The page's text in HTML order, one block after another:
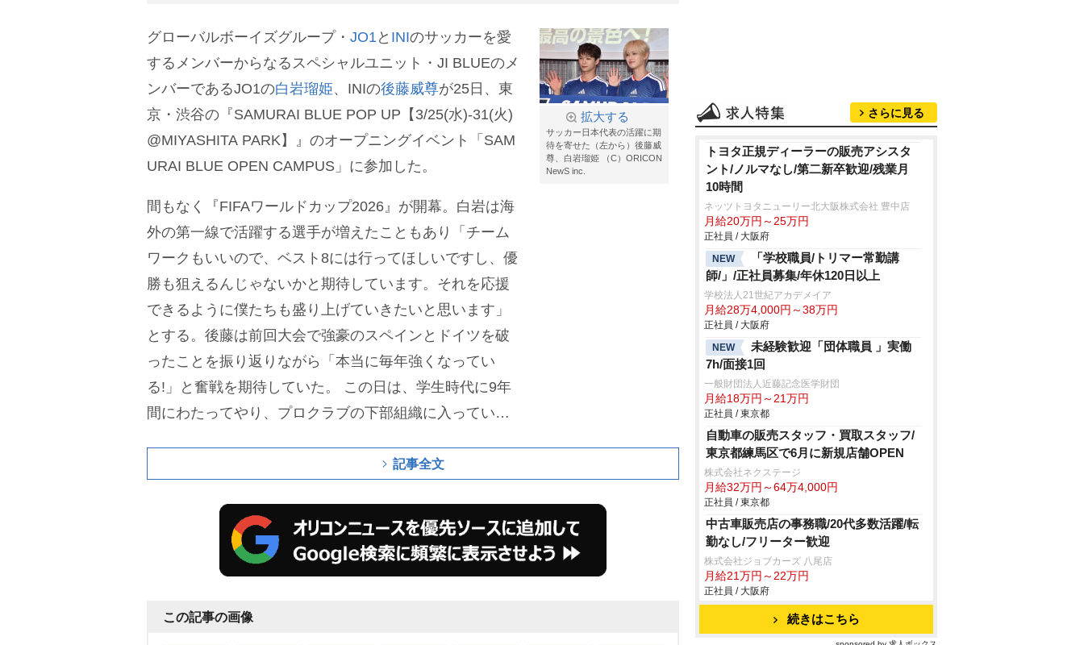
拡大する
サッカー日本代表の活躍に期
待を寄せた（左から）後藤威
尊、白岩瑠姫 （C）ORICON
NewS inc.
グローバルボーイズグループ・ JO1と INIのサッカーを愛
するメンバーからなるスペシャルユニット・JI BLUEのメ
ンバーであるJO1の白岩瑠姫、INIの後藤威尊が25日、東
京・渋谷の『SAMURAI BLUE POP UP【3/25(水)-31(火)
@MIYASHITA PARK】』のオープニングイベント「SAM
URAI BLUE OPEN CAMPUS」に参加した。
間もなく『FIFAワールドカップ2026』が開幕。白岩は海
外の第一線で活躍する選手が増えたこともあり「チーム
ワークもいいので、ベスト8には行ってほしいですし、優
勝も狙えるんじゃないかと期待しています。それを応援
できるように僕たちも盛り上げていきたいと思います」
とする。後藤は前回大会で強豪のスペインとドイツを破
ったことを振り返りながら「本当に毎年強くなってい
る!」と奮戦を期待していた。
この日は、学生時代に9年
間にわたってやり、プロクラブの下部組織に入っていた
になじみ深い2人が生徒役として参加。元日本代表の安田
ころやっていたサッカーに別の形で関わることができて
うれしい。POP UPもすごく楽しい。いい経験をさせてい
ただきました」と感謝し、後藤は「今すぐ試合が観たい
り上がりたいです」とワールドカップを待ち切れない様
記事全文
この記事の画像
さらに見る
トヨタ正規ディーラーの販売アシスタ
ント/ノルマなし/第二新卒歓迎/残業月
10時間
ネッツトヨタニューリー北大阪株式会社 豊中店
月給20万円～25万円
正社員 / 大阪府
NEW
「学校職員/トリマー常勤講
師/」/正社員募集/年休120日以上
学校法人21世紀アカデメイア
月給28万4,000円～38万円
正社員 / 大阪府
NEW
未経験歓迎「団体職員 」実働
7h/面接1回
一般財団法人近藤記念医学財団
月給18万円～21万円
正社員 / 東京都
自動車の販売スタッフ・買取スタッフ/
東京都練馬区で6月に新規店舗OPEN
株式会社ネクステージ
月給32万円～64万4,000円
正社員 / 東京都
中古車販売店の事務職/20代多数活躍/転
勤なし/フリーター歓迎
株式会社ジョブカーズ 八尾店
月給21万円～22万円
正社員 / 大阪府
続きはこちら